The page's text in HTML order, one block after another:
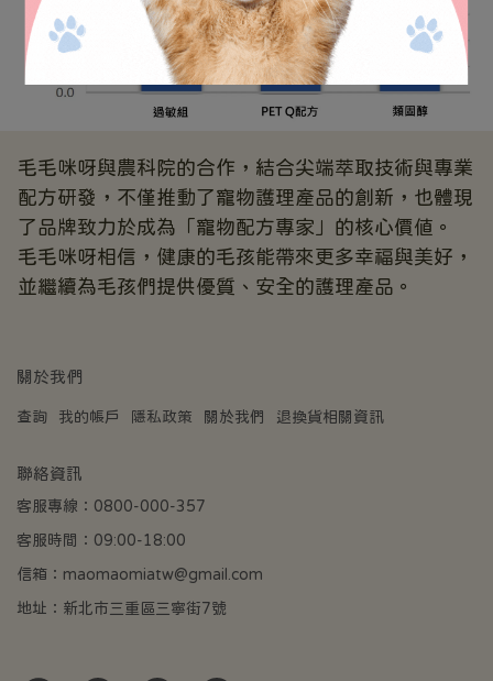
毛毛咪呀與農科院的合作，結合尖端萃取技術與專業
配方研發，不僅推動了寵物護理產品的創新，也體現
了品牌致力於成為「寵物配方專家」的核心價值。
毛毛咪呀相信，健康的毛孩能帶來更多幸福與美好，
並繼續為毛孩們提供優質、安全的護理產品。
關於我們
查詢 我的帳戶 隱私政策 關於我們 退換貨相關資訊
聯絡資訊
客服專線：0800-000-357
客服時間：09:00-18:00
信箱：maomaomiatw@gmail.com
地址：新北市三重區三寧街7號